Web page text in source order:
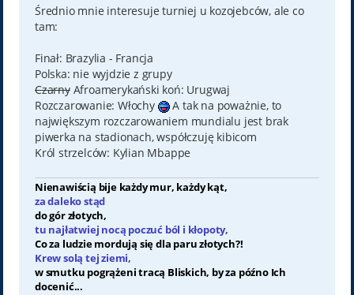
t
Średnio mnie interesuje turniej u kozojebców, ale co
tam:
Finał: Brazylia - Francja
Polska: nie wyjdzie z grupy
CzarnyAfroamerykański koń: Urugwaj
Rozczarowanie: Włochy
A tak na poważnie, to
największym rozczarowaniem mundialu jest brak
piwerka na stadionach, współczuję kibicom
Król strzelców: Kylian Mbappe
Nienawiścią bije każdy mur, każdy kąt,
za daleko stąd
do gór złotych,
tu najłatwiej nocą poczuć ból i kłopoty,
Co za ludzie mordują się dla paru złotych?!
Krew solą tej ziemi,
w smutku pogrążeni tracą Bliskich, by za późno Ich
docenić...